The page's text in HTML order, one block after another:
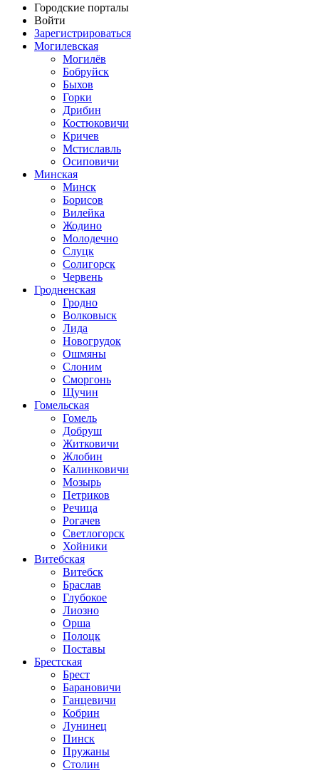
Городские порталы
Войти
Зарегистрироваться
Могилевская
Могилёв
Бобруйск
Быхов
Горки
Дрибин
Костюковичи
Кричев
Мстиславль
Осиповичи
Минская
Минск
Борисов
Вилейка
Жодино
Молодечно
Слуцк
Солигорск
Червень
Гродненская
Гродно
Волковыск
Лида
Новогрудок
Ошмяны
Слоним
Сморгонь
Щучин
Гомельская
Гомель
Добруш
Житковичи
Жлобин
Калинковичи
Мозырь
Петриков
Речица
Рогачев
Светлогорск
Хойники
Витебская
Витебск
Браслав
Глубокое
Лиозно
Орша
Полоцк
Поставы
Брестская
Брест
Барановичи
Ганцевичи
Кобрин
Лунинец
Пинск
Пружаны
Столин